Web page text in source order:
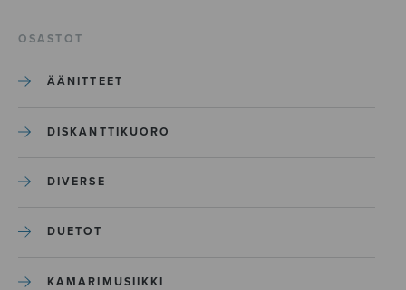
OSASTOT
ÄÄNITTEET
DISKANTTIKUORO
DIVERSE
DUETOT
KAMARIMUSIIKKI